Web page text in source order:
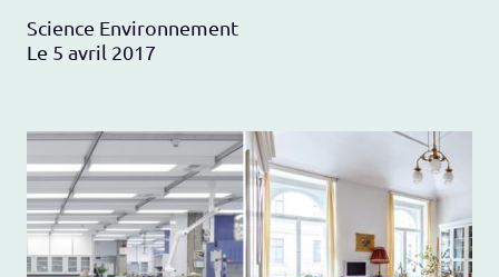
Science Environnement
Le 5 avril 2017